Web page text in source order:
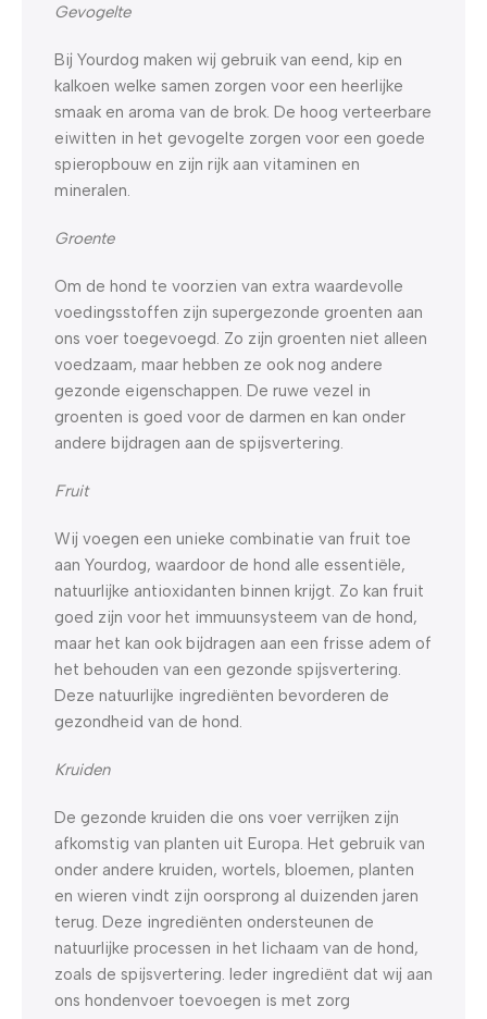
Gevogelte
Bij Yourdog maken wij gebruik van eend, kip en
kalkoen welke samen zorgen voor een heerlijke
smaak en aroma van de brok. De hoog verteerbare
eiwitten in het gevogelte zorgen voor een goede
spieropbouw en zijn rijk aan vitaminen en
mineralen.
Groente
Om de hond te voorzien van extra waardevolle
voedingsstoffen zijn supergezonde groenten aan
ons voer toegevoegd. Zo zijn groenten niet alleen
voedzaam, maar hebben ze ook nog andere
gezonde eigenschappen. De ruwe vezel in
groenten is goed voor de darmen en kan onder
andere bijdragen aan de spijsvertering.
Fruit
Wij voegen een unieke combinatie van fruit toe
aan Yourdog, waardoor de hond alle essentiële,
natuurlijke antioxidanten binnen krijgt. Zo kan fruit
goed zijn voor het immuunsysteem van de hond,
maar het kan ook bijdragen aan een frisse adem of
het behouden van een gezonde spijsvertering.
Deze natuurlijke ingrediënten bevorderen de
gezondheid van de hond.
Kruiden
De gezonde kruiden die ons voer verrijken zijn
afkomstig van planten uit Europa. Het gebruik van
onder andere kruiden, wortels, bloemen, planten
en wieren vindt zijn oorsprong al duizenden jaren
terug. Deze ingrediënten ondersteunen de
natuurlijke processen in het lichaam van de hond,
zoals de spijsvertering. Ieder ingrediënt dat wij aan
ons hondenvoer toevoegen is met zorg